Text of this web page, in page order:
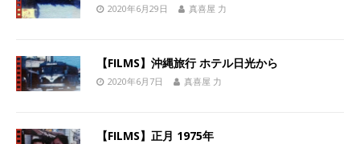
2020年6月29日 真喜屋 力
【FILMS】沖縄旅行 ホテル日光から
2020年6月7日 真喜屋 力
【FILMS】正月 1975年